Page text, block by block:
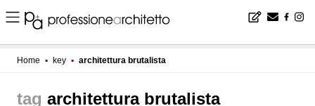
Home ▪ key ▪ architettura brutalista
architettura brutalista